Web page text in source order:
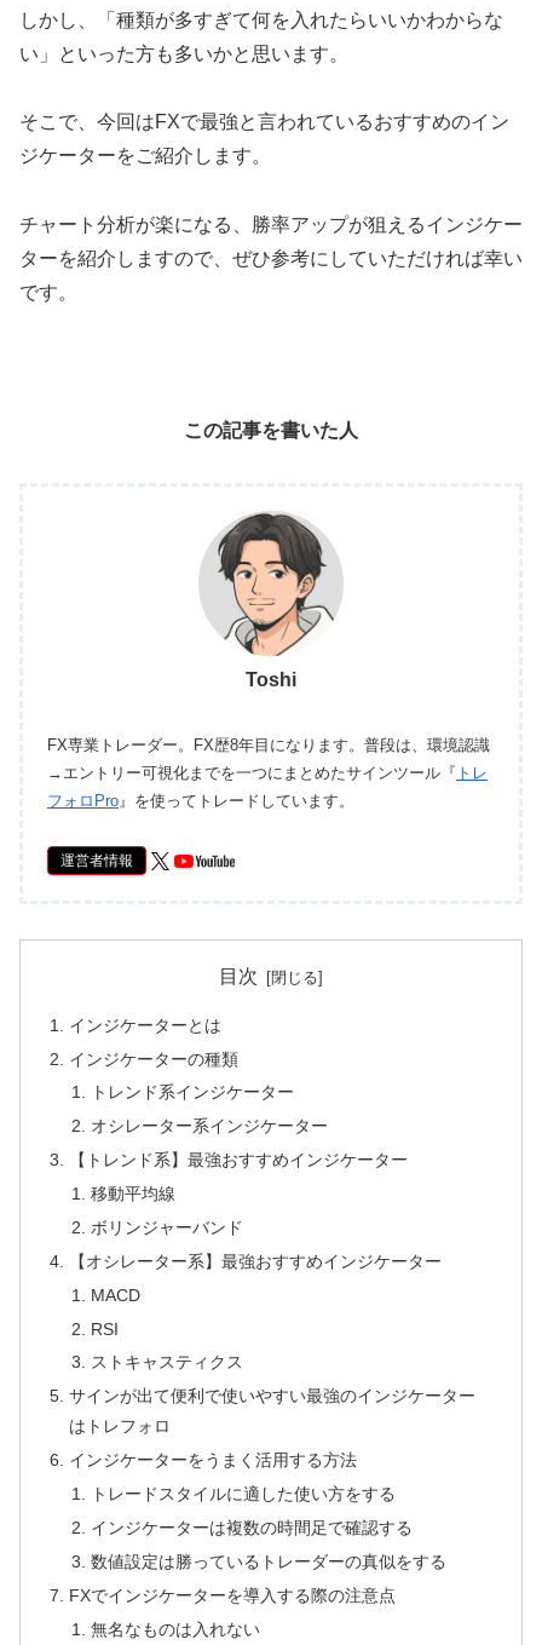
しかし、「種類が多すぎて何を入れたらいいかわからな
い」といった方も多いかと思います。
そこで、今回はFXで最強と言われているおすすめのイン
ジケーターをご紹介します。
チャート分析が楽になる、勝率アップが狙えるインジケー
ターを紹介しますので、ぜひ参考にしていただければ幸い
です。
この記事を書いた人
Toshi
FX専業トレーダー。FX歴8年目になります。普段は、環境認識
→エントリー可視化までを一つにまとめたサインツール『 トレ
フォロPro』を使ってトレードしています。
運営者情報
目次
インジケーターとは
インジケーターの種類
トレンド系インジケーター
オシレーター系インジケーター
【トレンド系】最強おすすめインジケーター
移動平均線
ボリンジャーバンド
【オシレーター系】最強おすすめインジケーター
MACD
RSI
ストキャスティクス
サインが出て便利で使いやすい最強のインジケーター
はトレフォロ
インジケーターをうまく活用する方法
トレードスタイルに適した使い方をする
インジケーターは複数の時間足で確認する
数値設定は勝っているトレーダーの真似をする
FXでインジケーターを導入する際の注意点
無名なものは入れない